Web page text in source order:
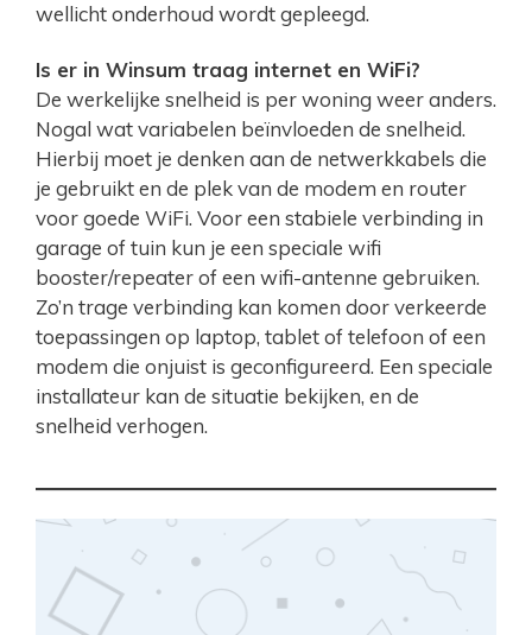
wellicht onderhoud wordt gepleegd.
Is er in Winsum traag internet en WiFi?
De werkelijke snelheid is per woning weer anders.
Nogal wat variabelen beïnvloeden de snelheid.
Hierbij moet je denken aan de netwerkkabels die
je gebruikt en de plek van de modem en router
voor goede WiFi. Voor een stabiele verbinding in
garage of tuin kun je een speciale wifi
booster/repeater of een wifi-antenne gebruiken.
Zo’n trage verbinding kan komen door verkeerde
toepassingen op laptop, tablet of telefoon of een
modem die onjuist is geconfigureerd. Een speciale
installateur kan de situatie bekijken, en de
snelheid verhogen.